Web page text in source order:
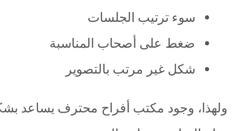
سوء ترتيب الجلسات
ضغط على أصحاب المناسبة
شكل غير مرتب بالتصوير
ولهذا، وجود مكتب أفراح محترف يساعد